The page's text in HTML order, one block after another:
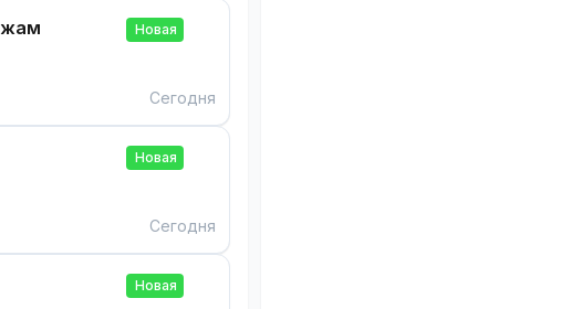
Новая
Сегодня
Новая
Сегодня
Новая